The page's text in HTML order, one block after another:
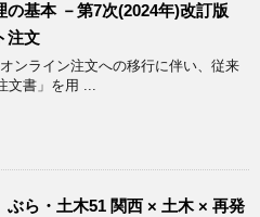
の基本 －第7次(2024年)改訂版
注文
ンライン注文への移行に伴い、従来
文書」を用 ...
ぶら・土木51 関西 × 土木 × 再発